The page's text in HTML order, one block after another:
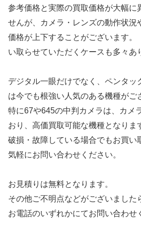
参考価格と実際の買取価格が大幅に
せんが、カメラ・レンズの動作状況
価格が上下することがございます。
い取らせていただくケースも多々あ
デジタル一眼だけでなく、ペンタッ
は今でも根強い人気のある機種がご
特に67や645の中判カメラは、カメ
おり、高価買取可能な機種となりま
破損・故障している場合でもお買い
気軽にお問い合わせください。
お見積りは無料となります。
その他ご不明点などがございました
お電話のいずれかにてお問い合わせ